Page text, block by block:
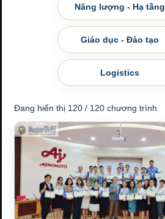
Năng lượng - Hạ tầng
Giáo dục - Đào tạo
Logistics
Đang hiển thị 120 / 120 chương trình